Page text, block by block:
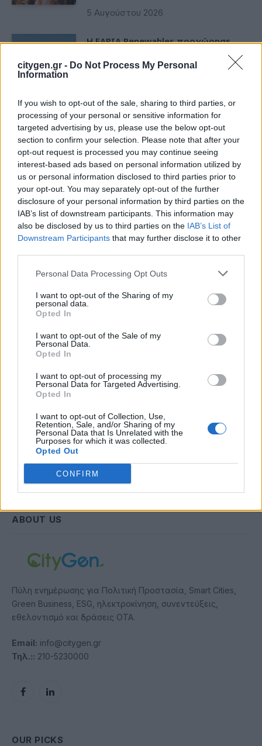
citygen.gr - Do Not Process My Personal
Information
If you wish to opt-out of the sale, sharing to third parties, or
processing of your personal or sensitive information for
targeted advertising by us, please use the below opt-out
section to confirm your selection. Please note that after your
opt-out request is processed you may continue seeing
interest-based ads based on personal information utilized by
us or personal information disclosed to third parties prior to
your opt-out. You may separately opt-out of the further
disclosure of your personal information by third parties on the
IAB’s list of downstream participants. This information may
also be disclosed by us to third parties on the IAB’s List of
Downstream Participants that may further disclose it to other
Personal Data Processing Opt Outs
I want to opt-out of the Sharing of my
personal data.
Opted In
I want to opt-out of the Sale of my
Personal Data.
Opted In
I want to opt-out of processing my
Personal Data for Targeted Advertising.
Opted In
I want to opt-out of Collection, Use,
Retention, Sale, and/or Sharing of my
Personal Data that Is Unrelated with the
Purposes for which it was collected.
Opted Out
CONFIRM
5 Αυγούστου 2026
Η FARIA Renewables προχώρησε
στην ηλεκτροδότηση του αιολικού
πάρκου Faria Αίολος Λάρυμνα
ΥΠΕΝ: Διευρύνεται ο κατάλογος των
Προστατευόμενων Τοπίων σε 12
4 Αυγούστου 2026
Newsletter Citygen.gr
της Πολιτικής Προστασίας, του ESG, του Green
ABOUT US
Πύλη ενημέρωσης για Πολιτική Προστασία, Smart Cities,
Green Business, ESG, ηλεκτροκίνηση, συνεντεύξεις,
εθελοντισμό και δράσεις ΟΤΑ.
Email: info@citygen.gr
Τηλ.:: 210-5230000
FacebookLinkedIn
OUR PICKS